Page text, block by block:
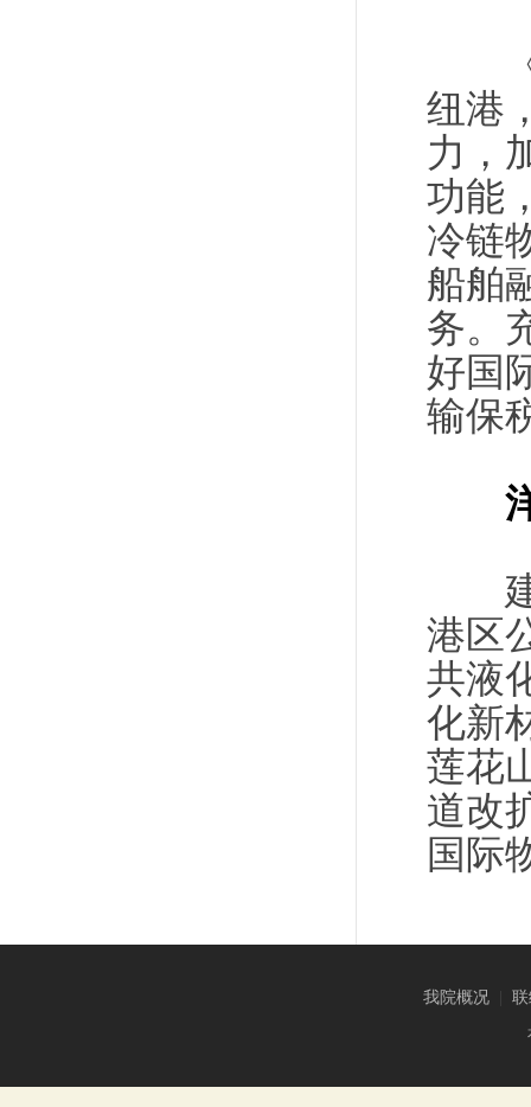
《
纽港
力，
功能
冷链
船舶
务。
好国
输保
建
港区
共液
化新
莲花
道改
国际
我院概况